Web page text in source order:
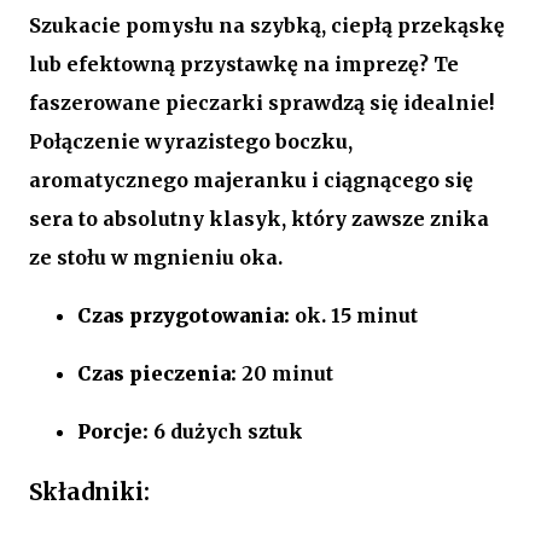
Szukacie pomysłu na szybką, ciepłą przekąskę
lub efektowną przystawkę na imprezę? Te
faszerowane pieczarki sprawdzą się idealnie!
Połączenie wyrazistego boczku,
aromatycznego majeranku i ciągnącego się
sera to absolutny klasyk, który zawsze znika
ze stołu w mgnieniu oka.
Czas przygotowania: ok. 15 minut
Czas pieczenia: 20 minut
Porcje: 6 dużych sztuk
Składniki: